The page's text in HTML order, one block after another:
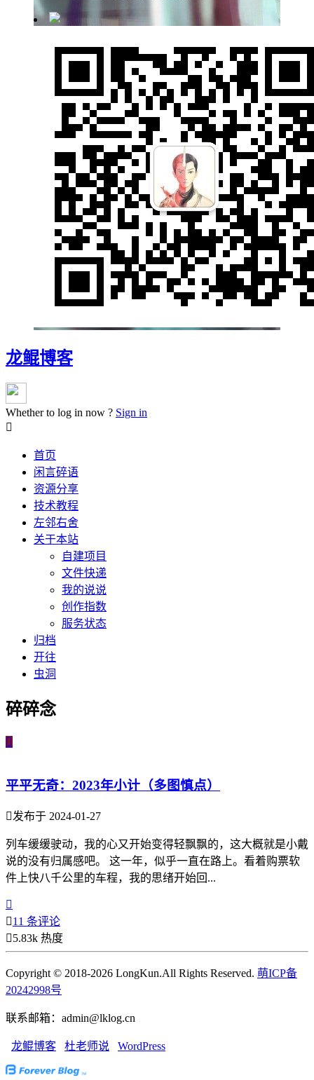
龙鲲博客
Whether to log in now ? Sign in

首页
闲言碎语
资源分享
技术教程
左邻右舍
关于本站
自建项目
文件快递
我的说说
创作指数
服务状态
归档
开往
虫洞
碎碎念

平平无奇：2023年小计（多图慎点）
发布于 2024-01-27
列车缓缓驶动，我的心又开始变得轻飘飘的，这大概就是小戴
说的没有归属感吧。 这一年，似乎一直在路上。看着购票软
件上快八千公里的车程，我的思绪开始回...

11 条评论
5.83k 热度
Copyright © 2018-2026 LongKun.All Rights Reserved. 萌ICP备
20242998号
联系邮箱：admin@lklog.cn
龙鲲博客 杜老师说 WordPress